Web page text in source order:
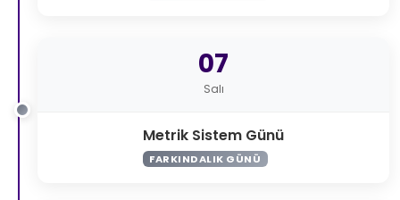
07
Salı
Metrik Sistem Günü
FARKINDALIK GÜNÜ